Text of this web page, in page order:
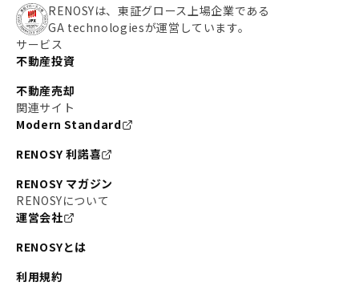
RENOSYは、東証グロース上場企業である
GA technologiesが運営しています。
サービス
不動産投資
不動産売却
関連サイト
Modern Standard
RENOSY 利諾喜
RENOSY マガジン
RENOSYについて
運営会社
RENOSYとは
利用規約